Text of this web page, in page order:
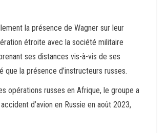
la présence de Wagner sur leur
étroite avec la société militaire
ses distances vis-à-vis de ses
que la présence d’instructeurs russes.
opérations russes en Afrique, le groupe a
d’avion en Russie en août 2023,